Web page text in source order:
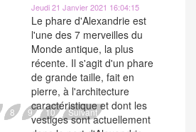
Jeudi 21 Janvier 2021 16:04:15
Le phare d'Alexandrie est
l'une des 7 merveilles du
Monde antique, la plus
récente. Il s'agit d'un phare
de grande taille, fait en
pierre, à l'architecture
caractéristique et dont les
vestiges sont actuellement
8 9 10 Suivant